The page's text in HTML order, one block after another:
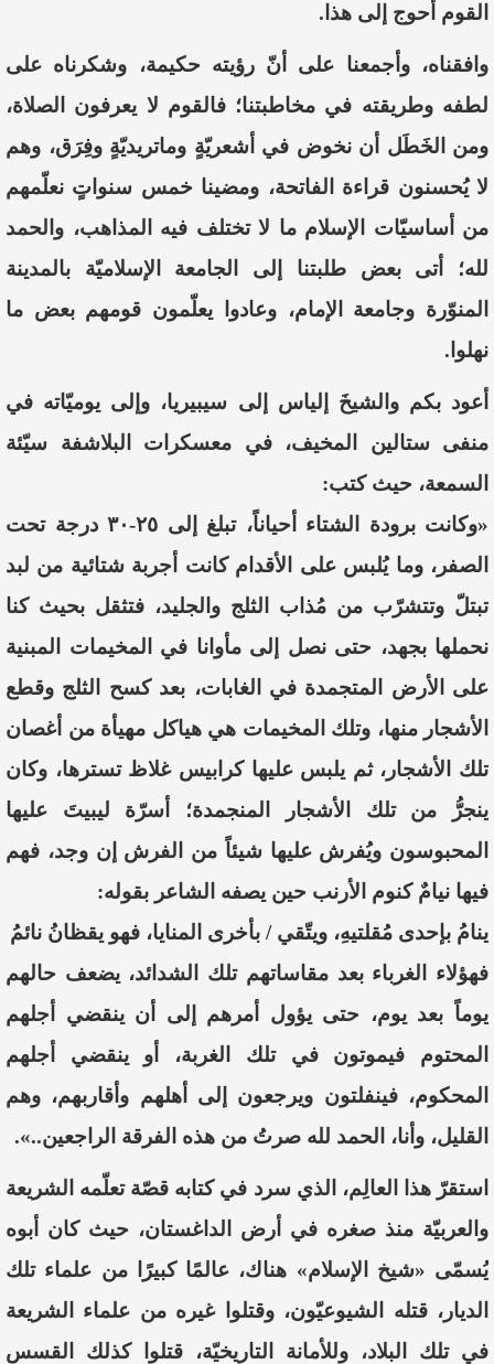
القوم أحوج إلى هذا.
وافقناه، وأجمعنا على أنّ رؤيته حكيمة، وشكرناه على
لطفه وطريقته في مخاطبتنا؛ فالقوم لا يعرفون الصلاة،
ومن الخَطَل أن نخوض في أشعريّةٍ وماتريديّةٍ وفِرَق، وهم
لا يُحسنون قراءة الفاتحة، ومضينا خمس سنواتٍ نعلّمهم
من أساسيّات الإسلام ما لا تختلف فيه المذاهب، والحمد
لله؛ أتى بعض طلبتنا إلى الجامعة الإسلاميّة بالمدينة
المنوّرة وجامعة الإمام، وعادوا يعلّمون قومهم بعض ما
نهلوا.
أعود بكم والشيخَ إلياس إلى سيبيريا، وإلى يوميّاته في
منفى ستالين المخيف، في معسكرات البلاشفة سيّئة
السمعة، حيث كتب:
«وكانت برودة الشتاء أحياناً، تبلغ إلى ٢٥-٣٠ درجة تحت
الصفر، وما يُلبس على الأقدام كانت أجربة شتائية من لبد
تبتلّ وتتشرّب من مُذاب الثلج والجليد، فتثقل بحيث كنا
نحملها بجهد، حتى نصل إلى مأوانا في المخيمات المبنية
على الأرض المتجمدة في الغابات، بعد كسح الثلج وقطع
الأشجار منها، وتلك المخيمات هي هياكل مهيأة من أغصان
تلك الأشجار، ثم يلبس عليها كرابيس غلاظ تسترها، وكان
ينجرُّ من تلك الأشجار المنجمدة؛ أسرّة ليبيتَ عليها
المحبوسون ويُفرش عليها شيئاً من الفرش إن وجد، فهم
فيها نيامٌ كنوم الأرنب حين يصفه الشاعر بقوله:
ينامُ بإحدى مُقلتيهِ، ويتّقي / بأخرى المنايا، فهو يقظانُ نائمُ
فهؤلاء الغرباء بعد مقاساتهم تلك الشدائد، يضعف حالهم
يوماً بعد يوم، حتى يؤول أمرهم إلى أن ينقضي أجلهم
المحتوم فيموتون في تلك الغربة، أو ينقضي أجلهم
المحكوم، فينفلتون ويرجعون إلى أهلهم وأقاربهم، وهم
القليل، وأنا، الحمد لله صرتُ من هذه الفرقة الراجعين..».
استقرّ هذا العالِم، الذي سرد في كتابه قصّة تعلّمه الشريعة
والعربيّة منذ صغره في أرض الداغستان، حيث كان أبوه
يُسمّى «شيخ الإسلام» هناك، عالمًا كبيرًا من علماء تلك
الديار، قتله الشيوعيّون، وقتلوا غيره من علماء الشريعة
في تلك البلاد، وللأمانة التاريخيّة، قتلوا كذلك القسس